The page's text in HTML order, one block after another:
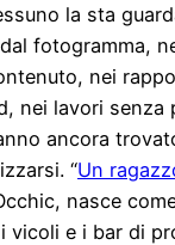
la sta
fotogramma,
nei
nei lavori senza
ancora
“Un
nasce
vicoli e i bar di